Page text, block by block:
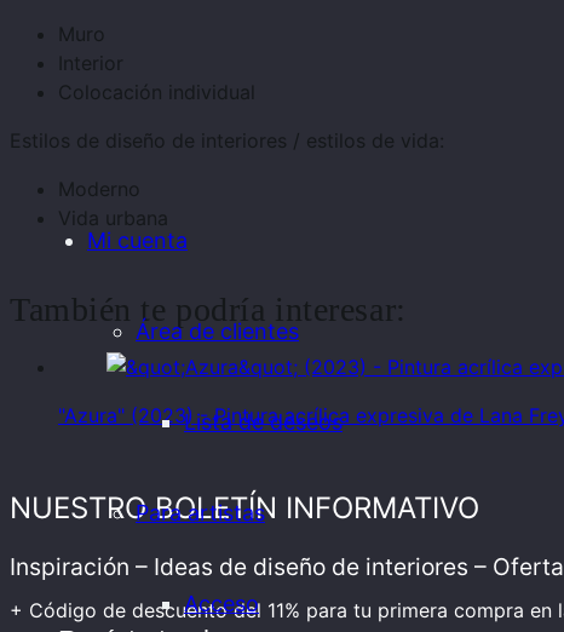
Mi cuenta
Área de clientes
Lista de deseos
Para artistas
Acceso
Muro
Interior
Colocación individual
Estilos de diseño de interiores / estilos de vida:
Moderno
Vida urbana
También te podría interesar:
"Azura" (2023) - Pintura acrílica expresiva de Lana
NUESTRO BOLETÍN INFORMATIVO
Inspiración – Ideas de diseño de interiores –
+ Código de descuento del 11% para tu primera compra en